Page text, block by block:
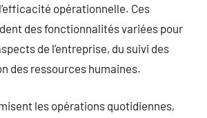
opérationnelle. Ces
des fonctionnalités variées pour
de l’entreprise, du suivi des
des ressources humaines.
les opérations quotidiennes,